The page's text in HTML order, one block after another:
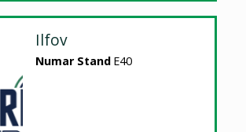
Ilfov
Numar Stand E40